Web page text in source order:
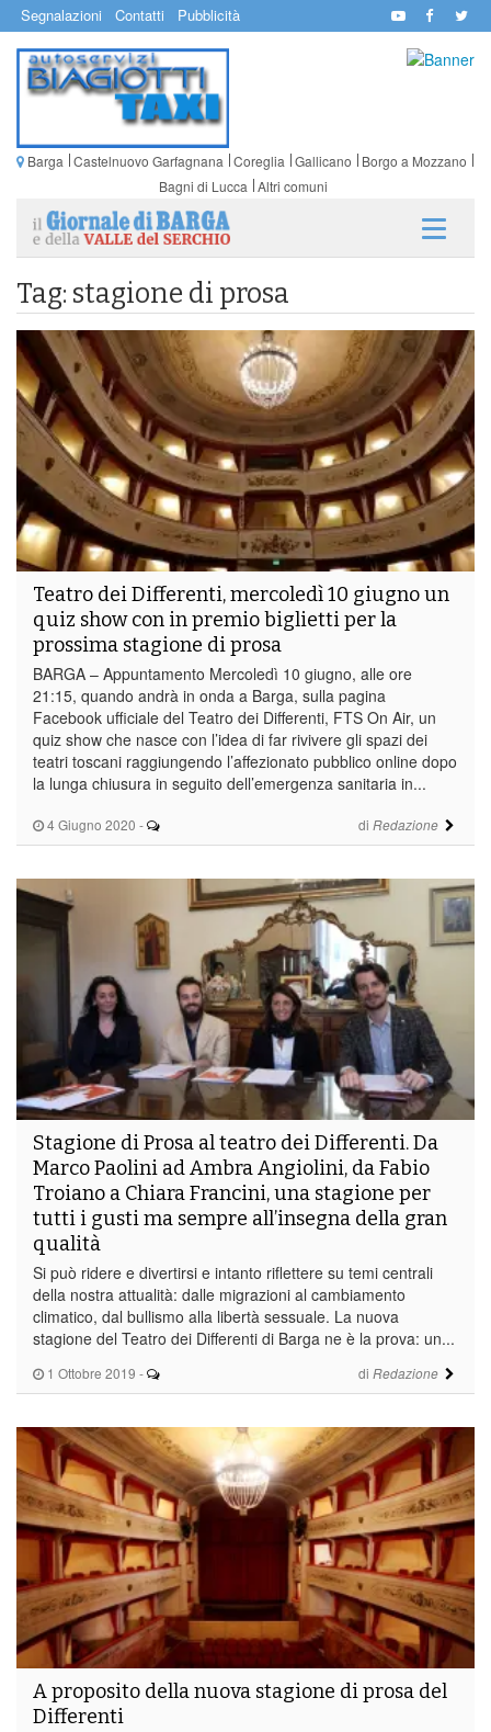
Segnalazioni Contatti Pubblicità
Barga Castelnuovo Garfagnana Coreglia Gallicano
Borgo a Mozzano
Bagni di Lucca Altri comuni
Tag: stagione di prosa
4 Giugno 2020 - di Redazione
Teatro dei Differenti, mercoledì 10 giugno un
quiz show con in premio biglietti per la
prossima stagione di prosa
BARGA – Appuntamento Mercoledì 10 giugno, alle ore
21:15, quando andrà in onda a Barga, sulla pagina
Facebook ufficiale del Teatro dei Differenti, FTS On Air, un
quiz show che nasce con l’idea di far rivivere gli spazi dei
teatri toscani raggiungendo l’affezionato pubblico online dopo
la lunga chiusura in seguito dell’emergenza sanitaria in...
1 Ottobre 2019 - di Redazione
Stagione di Prosa al teatro dei Differenti. Da
Marco Paolini ad Ambra Angiolini, da Fabio
Troiano a Chiara Francini, una stagione per
tutti i gusti ma sempre all’insegna della gran
qualità
Si può ridere e divertirsi e intanto riflettere su temi centrali
della nostra attualità: dalle migrazioni al cambiamento
climatico, dal bullismo alla libertà sessuale. La nuova
stagione del Teatro dei Differenti di Barga ne è la prova: un...
A proposito della nuova stagione di prosa del
Differenti